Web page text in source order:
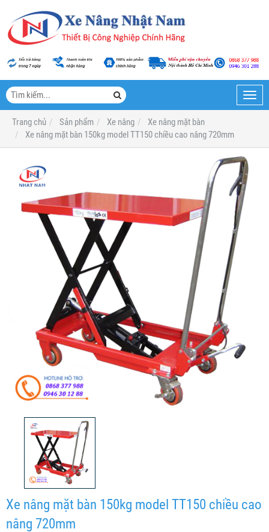
Trang chủ
Sản phẩm Xe nâng
Xe nâng mặt bàn
Xe nâng mặt bàn 150kg model TT150 chiều cao nâng 720mm
Xe nâng mặt bàn 150kg model TT150 chiều cao
nâng 720mm